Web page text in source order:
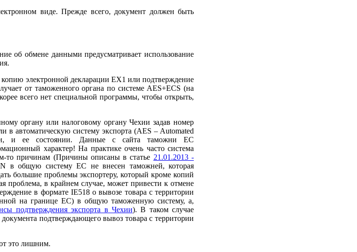
виде. Прежде всего, документ должен быть
об обмене данными предусматривает использование
электронной декларации EX1 или подтверждение
от таможенного органа по системе AES+ECS (на
всего нет специальной программы, чтобы открыть,
органу или налоговому органу Чехии задав номер
в автоматическую систему экспорта (AES – Automated
и ее состоянии. Данные с сайта таможни ЕС
характер! На практике очень часто система
то причинам (Причины описаны в статье 21.01.2013 -
в общую систему ЕС не внесен таможней, которая
большие проблемы экспортеру, который кроме копий
проблема, в крайнем случае, может привести к отмене
в формате IE518 о вывозе товара с территории
на границе ЕС) в общую таможенную систему, а,
подтверждения экспорта в Чехии). В таком случае
подтверждающего вывоз товара с территории
это лишним.